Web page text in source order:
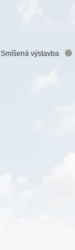
výstavba